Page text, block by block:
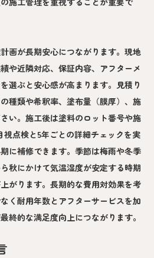
画が長期安心につながります。現地
や近隣対応、保証内容、アフターメ
選ぶと安心感が高まります。見積り
種類や希釈率、塗布量（膜厚）、施
い。施工後は塗料のロット番号や施
視点検と5年ごとの詳細チェックを実
に補修できます。季節は梅雨や冬季
秋にかけて気温湿度が安定する時期
がります。長期的な費用対効果を考
く耐用年数とアフターサービスを加
終的な満足度向上につながります。